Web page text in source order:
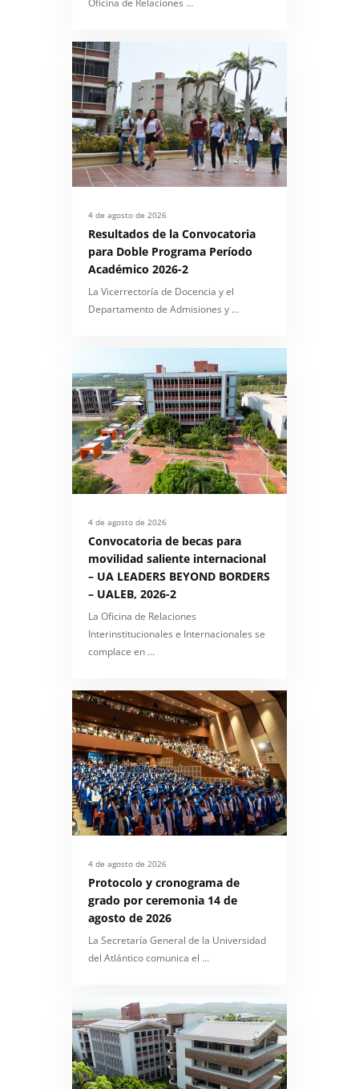
4 de agosto de 2026
Resultados de la Convocatoria
para Doble Programa Período
Académico 2026-2
La Vicerrectoría de Docencia y el
Departamento de Admisiones y …
4 de agosto de 2026
Convocatoria de becas para
movilidad saliente internacional
– UA LEADERS BEYOND BORDERS
– UALEB, 2026-2
La Oficina de Relaciones
Interinstitucionales e Internacionales se
complace en …
4 de agosto de 2026
Protocolo y cronograma de
grado por ceremonia 14 de
agosto de 2026
La Secretaría General de la Universidad
del Atlántico comunica el …